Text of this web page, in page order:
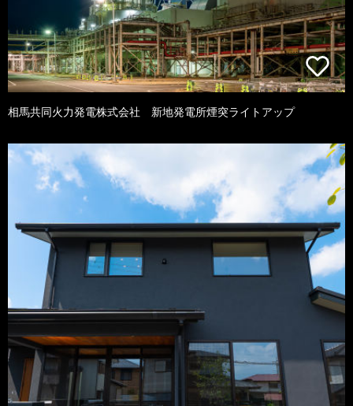
相馬共同火力発電株式会社 新地発電所煙突ライトアップ